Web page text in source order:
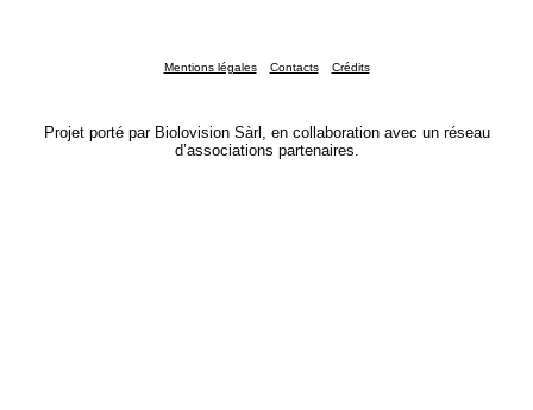
Mentions légales Contacts Crédits
Projet porté par Biolovision Sàrl, en collaboration avec un réseau
d’associations partenaires.